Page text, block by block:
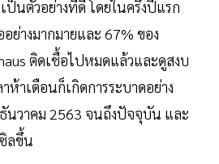
เป็นตัวอย่างที่ดี โดยในครึ่งปีแรก
ย่างมากมายและ 67% ของ
ติดเชื้อไปหมดแล้วและดูสงบ
ห้าเดือนก็เกิดการระบาดอย่าง
นวาคม 2563 จนถึงปัจจุบัน และ
ลขึ้น